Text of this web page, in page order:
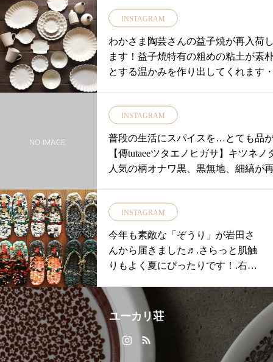
INSTAGRAM
わかさま陶芸さんの益子焼が再入荷
ます！益子焼特有の粗めの粘土が素
とする温かみを作り出してくれます
さい・電子レンジ、食洗機可能ご自
またお祝いにおススメです贈り物の
せなどお困りの際はご相談ください
はこれからの季節に嬉しいカレー皿
瓶お祝いにペアマグの贈り物など・
時まで営業しております是非、店頭
ってその温かみを感じてくださいま
せ！！・・・お問い合わせ、お取り
望のお客様は11:00〜
絡くださいませ店休日 年末年始の
み
#ユーカリ荘#yukarisou#島根#松江#山
クトショップ #ライフスタイルショ
貨#雑貨屋#器#食器#わかさま陶芸#益
皿#器のある暮らし #ギフト#プレゼ
INSTAGRAM
普段の生活にスパイスを…とても品
【傳tutaeeツタエノヒガサ】キツネ
人気の柄オナワ黒、黒無地、細縞が
ーベル.注染により染められた生地は
柄を施す事ができ傘をさした内側か
できます ♪.ステッキを思わせる竹の
馴染み持ちやすいです.また持ち手の
♡.ネット通販でも人気のこちらの日
荷の商品もございますので気になる
ェックしてみてくださいね！.本日も
1時よりオープンいたします..
INSTAGRAM
今年も素敵な「ぞうり」が岩田さ
んから届きました♬.さらっと肌触
りもよく夏にぴったりです！.右上
店頭でチェックしてみてください
ね！.本日も11:00〜18:00営業して
おります♡.#島根#松江#ユーカリ
荘#古民家#雑貨#ライフスタイルシ
ョップ#セレクトショップ#ぞうり#
ユーカリ荘